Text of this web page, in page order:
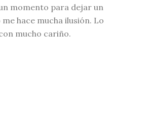
momento para dejar un
hace mucha ilusión. Lo
mucho cariño.